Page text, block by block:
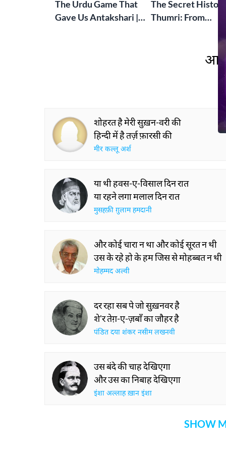
The Urdu Game That
Gave Us Antakshari |
The Secret
Thumri: From
आप
शोहरत है मेरी सुख़न-वरी की
हिन्दी में है तर्ज़ फ़ारसी की
मीर कल्लू अर्श
या थी हवस-ए-विसाल दिन रात
या रहने लगा मलाल दिन रात
मुसहफ़ी ग़ुलाम हमदानी
और कोई चारा न था और कोई सूरत न थी
उस के रहे हो के हम जिस से मोहब्बत न थी
मोहम्मद अल्वी
दर रहा सब पे जो सुख़नवर है
शे'र तेग़-ए-ज़बाँ का जौहर है
पंडित दया शंकर नसीम लखनवी
उस बंदे की चाह देखिएगा
और उस का निबाह देखिएगा
इंशा अल्लाह ख़ान इंशा
SHOW